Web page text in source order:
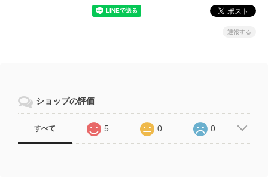
通報する
ショップの評価
すべて 5 0 0